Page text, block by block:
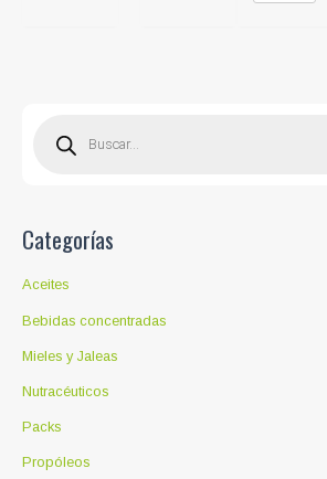
e
p
o
d
c
s
Categorías
Aceites
Bebidas concentradas
Mieles y Jaleas
Nutracéuticos
Packs
Propóleos